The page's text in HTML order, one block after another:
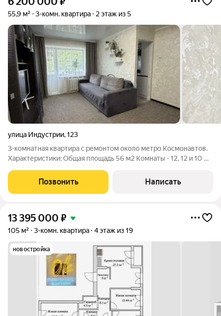
55,9 м² 3-комн. квартира 2 этаж из 5
улица Индустрии,123
3-комнатная квартира с ремонтом около метро Космонавтов.
Характеристики: Общая площадь 56 м2 Комнаты - 12, 12 и 10 м2
подходит для семьи. Есть отдельные зоны для хранения - две
кладовые.
Позвонить Написать
13 395 000 ₽
105 м² 3-комн. квартира 4 этаж из 19
новостройка